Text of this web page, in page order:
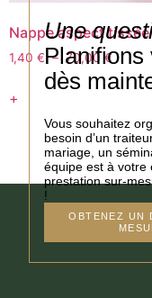
Nappe aspect tissée
1,40 € – 70,00€
+
Une
Planifions
dès
Vous souhaitez
besoin d’un
mariage, un
équipe est à votre
prestation sur-
!
OBTENEZ UN